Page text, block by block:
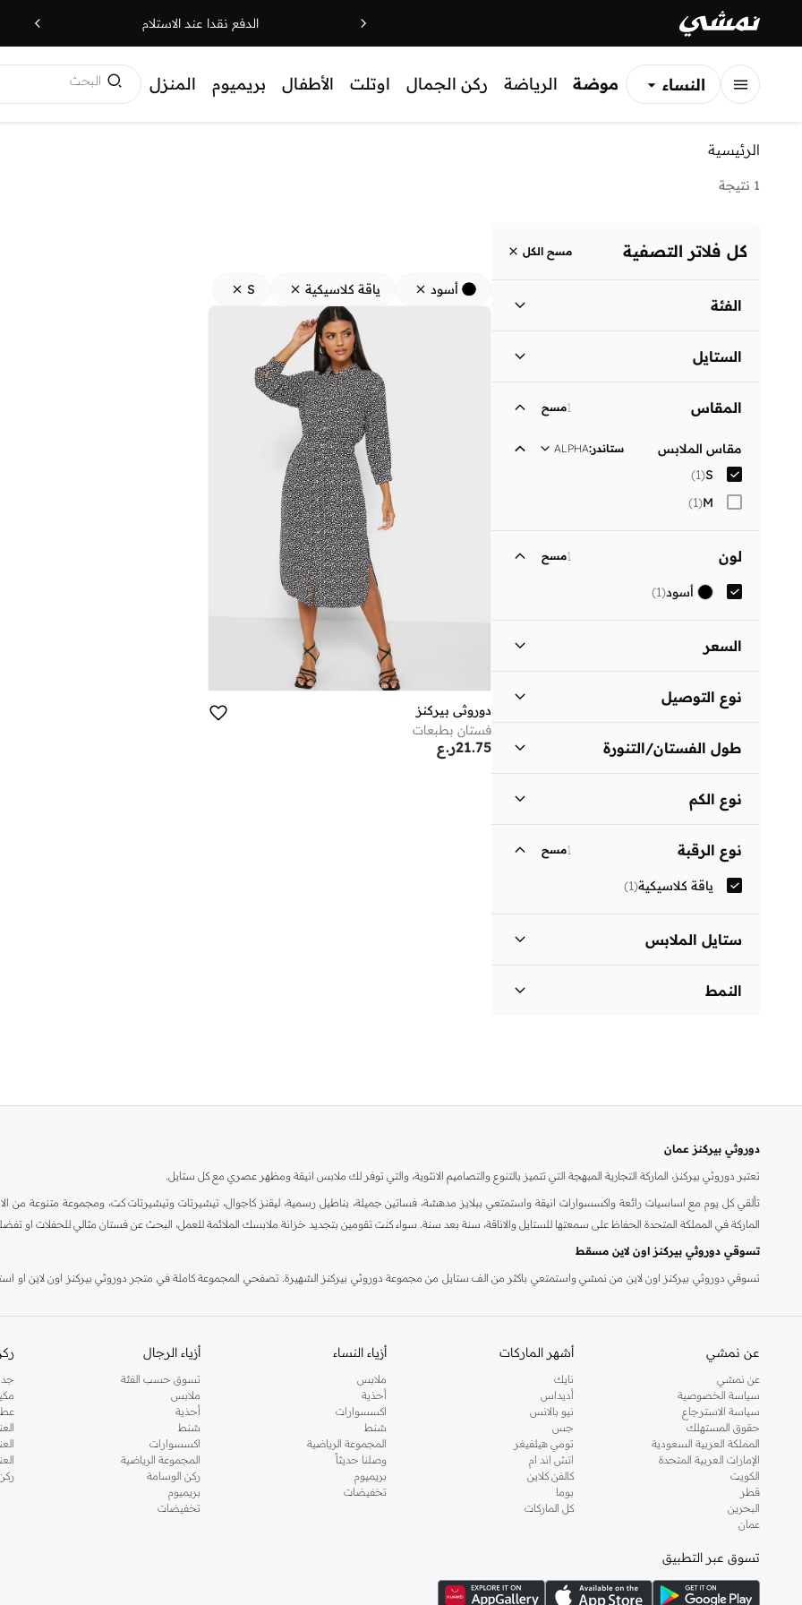
الدفع نقدا عند الاستلام
النساء
موضة الرياضة ركن الجمال اوتلت الأطفال بريميوم المنزل البحث
الرئيسية
1 نتيجة
كل فلاتر التصفية مسح الكل
الفئة
نساء
الستايل
المقاس 1مسح
مقاس الملابس ستاندر:
ALPHA
S
(
1
)
M
(
1
)
لون 1مسح
أسود(
1
)
السعر
ر.ع
انطلق
نوع التوصيل
طول الفستان/التنورة
نوع الكم
نوع الرقبة 1مسح
ياقة كلاسيكية(
1
)
ستايل الملابس
النمط
أسود ياقة كلاسيكية S
دوروثي بيركنز
فستان بطبعات
ر.ع21.75
دوروثي بيركنز عمان
تعتبر دوروثي بيركنز، الماركة التجارية المبهجة التي تتميز بالتنوع والتصاميم الانثوية، والتي توفر لك ملابس انيقة ومظهر عصري مع كل ستايل.
تألقي كل يوم مع اساسيات رائعة واكسسوارات انيقة واستمتعي ببلايز مدهشة، فساتين جميلة، بناطيل رسمية، ليقنز كاجوال، تيشيرتات وتيشيرتات كت، ومجموعة متنوعة من
الماركة في المملكة المتحدة الحفاظ على سمعتها للستايل والاناقة، سنة بعد سنة. سواء كنت تقومين بتجديد خزانة ملابسك الملائمة للعمل، البحث عن فستان مثالي للحفلات او
تسوقي دوروثي بيركنز اون لاين مسقط
تسوقي دوروثي بيركنز اون لاين من نمشي واستمتعي باكثر من الف ستايل من مجموعة دوروثي بيركنز الشهيرة. تصفحي المجموعة كاملة في متجر دوروثي بيركنز اون لاين او
عن نمشي
عن نمشي
سياسة الخصوصية
سياسة الاسترجاع
حقوق المستهلك
المملكة العربية السعودية
الإمارات العربية المتحدة
الكويت
قطر
البحرين
عمان
أشهر الماركات
نايك
أديداس
نيو بالانس
جس
تومي هيلفيغر
اتش اند ام
كالفن كلاين
بوما
كل الماركات
أزياء النساء
ملابس
أحذية
اكسسوارات
شنط
المجموعة الرياضية
وصلنا حديثاً
بريميوم
تخفيضات
أزياء الرجال
تسوق حسب الفئة
ملابس
أحذية
شنط
اكسسوارات
المجموعة الرياضية
ركن الوسامة
بريميوم
تخفيضات
تسوق عبر التطبيق